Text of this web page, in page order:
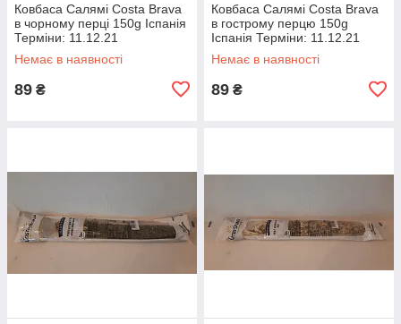
Ковбаса Салямі Costa Brava
в чорному перці 150g Іспанія
Терміни: 11.12.21
Немає в наявності
89 ₴
Ковбаса Салямі Costa Brava
в гострому перцю 150g
Іспанія Терміни: 11.12.21
Немає в наявності
89 ₴